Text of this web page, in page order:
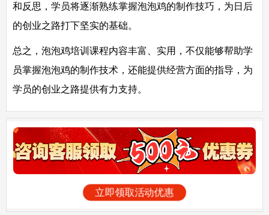
和反思，学员将逐渐熟练掌握泡泡鸡的制作技巧，为日后
的创业之路打下坚实的基础。
总之，泡泡鸡培训课程内容丰富、实用，不仅能够帮助学
员掌握泡泡鸡的制作技术，还能提供经营方面的指导，为
学员的创业之路提供有力支持。
立即领取活动优惠